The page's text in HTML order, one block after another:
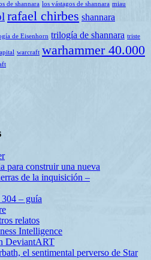
de shannara los vástagos de shannara miau
rafael chirbes shannara
de Eisenhorn trilogía de shannara triste
warcraft warhammer 40.000
para construir una nueva
de la inquisición –
– guía
relatos
Intelligence
DeviantART
el sentimental perverso de Star